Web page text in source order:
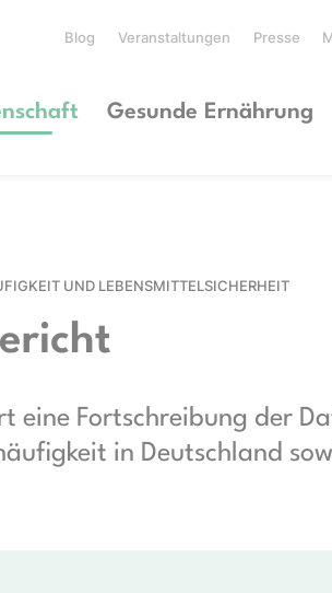
Blog Veranstaltungen Presse
Gesunde Ernährung
UND LEBENSMITTELSICHERHEIT
eine Fortschreibung der
in Deutschland